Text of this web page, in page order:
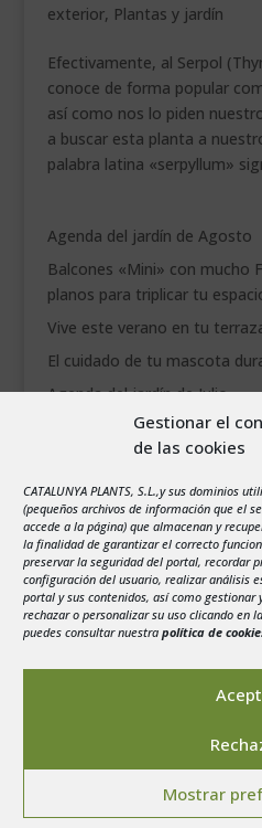
Gestionar el
de las cookies
CATALUNYA PLANTS, S.L.,y sus dominios
(pequeños archivos de información que el
accede a la página) que almacenan y
la finalidad de garantizar el correcto
preservar la seguridad del portal, recordar
configuración del usuario, realizar análisis
portal y sus contenidos, así como gestionar
rechazar o personalizar su uso clicando en
puedes consultar nuestra política de
Mostrar
exterior, Plantas y jardín
Efectivamente, al Serpol
conoce de forma popular
así como nos lo piden
a buscar esta planta a
palabra latina «serpyllum»
Agenda del jardín de Agosto
Balcones «Mini» con mucho
planos para triplicar tu
Vive este verano en tu
El cuidado de tu mascota
Agenda del jardín de Julio
agosto
3
4 5 6
10
11 12 13
17
18 19 20
24
25 26 27
31